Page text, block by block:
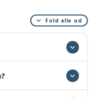
Fold alle ud